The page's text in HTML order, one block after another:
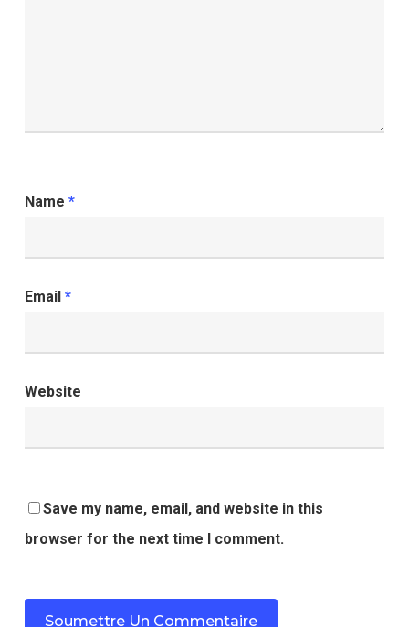
Name *
Email *
Website
Save my name, email, and website in this
browser for the next time I comment.